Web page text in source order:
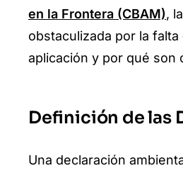
en la Frontera (CBAM),
obstaculizada por la
aplicación y por qué son
Definición de las
Una declaración